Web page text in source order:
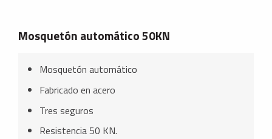
Mosquetón automático 50KN
Mosquetón automático
Fabricado en acero
Tres seguros
Resistencia 50 KN.